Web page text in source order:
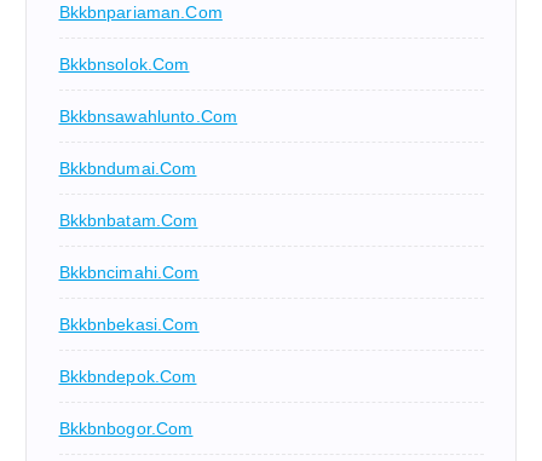
Bkkbnpariaman.com
Bkkbnsolok.com
Bkkbnsawahlunto.com
Bkkbndumai.com
Bkkbnbatam.com
Bkkbncimahi.com
Bkkbnbekasi.com
Bkkbndepok.com
Bkkbnbogor.com